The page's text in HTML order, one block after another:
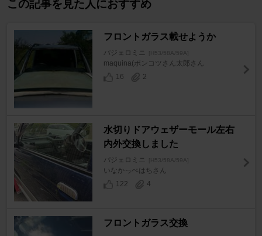
この記事を見た人におすすめ
フロントガラス載せようか
パジェロミニ [H53/58A/59A]
maquina(ポンコツさん太郎さん
16
2
水切りドアウェザーモール左右
内外交換しました
パジェロミニ [H53/58A/59A]
いなかっぺはちさん
122
4
フロントガラス交換